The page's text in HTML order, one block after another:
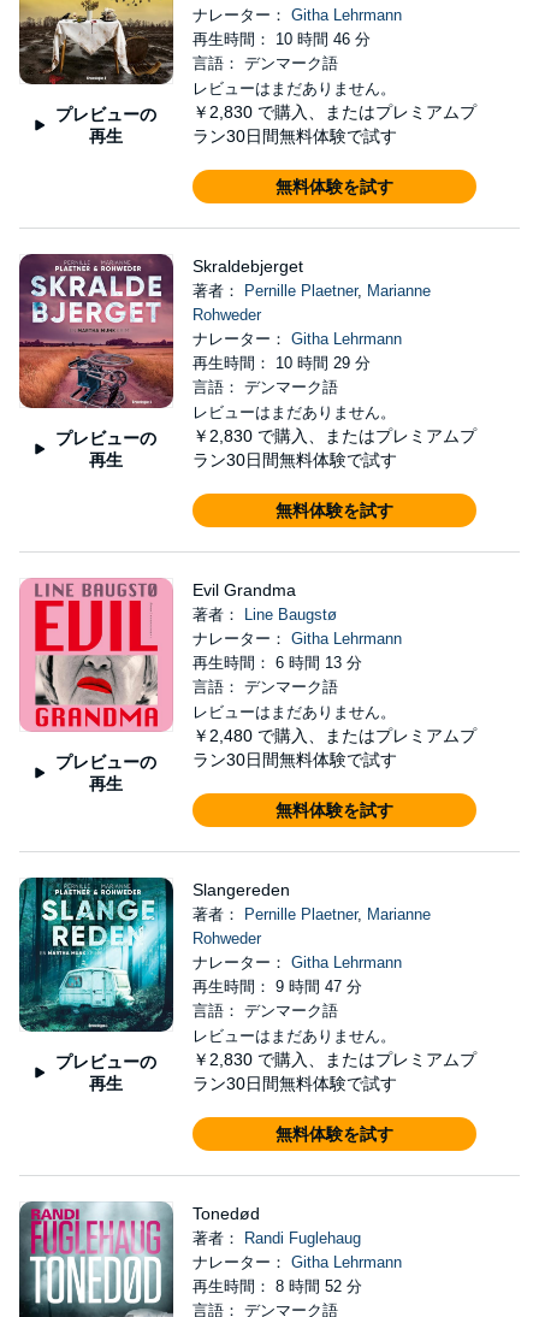
プレビューの
再生
ナレーター： Githa Lehrmann
再生時間： 10 時間 46 分
言語： デンマーク語
レビューはまだありません。
￥2,830 で購入、またはプレミアムプ
ラン30日間無料体験で試す
無料体験を試す
プレビューの
再生
Skraldebjerget
著者： Pernille Plaetner, Marianne
Rohweder
ナレーター： Githa Lehrmann
再生時間： 10 時間 29 分
言語： デンマーク語
レビューはまだありません。
￥2,830 で購入、またはプレミアムプ
ラン30日間無料体験で試す
無料体験を試す
プレビューの
再生
Evil Grandma
著者：
Line Baugstø
ナレーター： Githa Lehrmann
再生時間： 6 時間 13 分
言語： デンマーク語
レビューはまだありません。
￥2,480 で購入、またはプレミアムプ
ラン30日間無料体験で試す
無料体験を試す
プレビューの
再生
Slangereden
著者： Pernille Plaetner, Marianne
Rohweder
ナレーター： Githa Lehrmann
再生時間： 9 時間 47 分
言語： デンマーク語
レビューはまだありません。
￥2,830 で購入、またはプレミアムプ
ラン30日間無料体験で試す
無料体験を試す
Tonedød
著者：
Randi Fuglehaug
ナレーター： Githa Lehrmann
再生時間： 8 時間 52 分
言語： デンマーク語